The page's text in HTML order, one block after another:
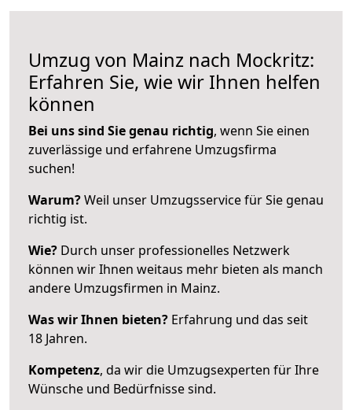
Umzug von Mainz nach Mockritz:
Erfahren Sie, wie wir Ihnen helfen
können
Bei uns sind Sie genau richtig, wenn Sie einen
zuverlässige und erfahrene Umzugsfirma
suchen!
Warum?Weil unser Umzugsservice für Sie genau
richtig ist.
Wie? Durch unser professionelles Netzwerk
können wir Ihnen weitaus mehr bieten als manch
andere Umzugsfirmen in Mainz.
Was wir Ihnen bieten? Erfahrung und das seit
18 Jahren.
Kompetenz, da wir die Umzugsexperten für Ihre
Wünsche und Bedürfnisse sind.